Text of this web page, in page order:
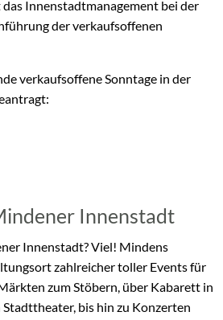
Innenstadtmanagement bei der
der verkaufsoffenen
verkaufsoffene Sonntage in der
Innenstadt
Innenstadt? Viel! Mindens
zahlreicher toller Events für
zum Stöbern, über Kabarett in
bis hin zu Konzerten